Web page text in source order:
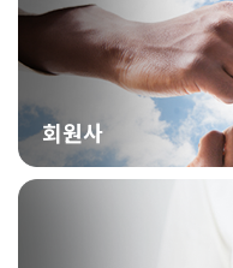
회원사